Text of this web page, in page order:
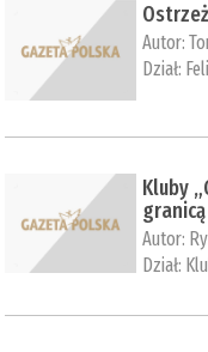
Autor:
Dział:
Kluby
granicą
Autor:
Dział: